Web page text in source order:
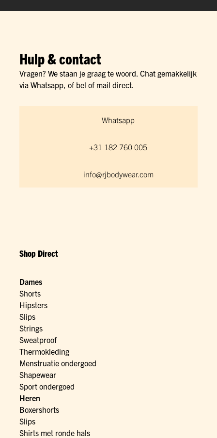
Hulp & contact
Vragen? We staan je graag te woord. Chat gemakkelijk
via Whatsapp, of bel of mail direct.
Whatsapp
+31 182 760 005
info@rjbodywear.com
Shop Direct
Dames
Shorts
Hipsters
Slips
Strings
Sweatproof
Thermokleding
Menstruatie ondergoed
Shapewear
Sport ondergoed
Heren
Boxershorts
Slips
Shirts met ronde hals